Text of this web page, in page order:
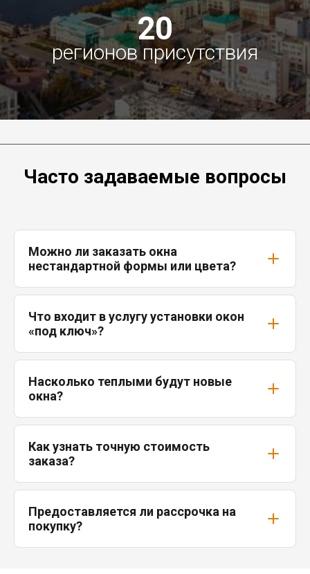
20
регионов присутствия
Часто задаваемые вопросы
Можно ли заказать окна
нестандартной формы или цвета?
Что входит в услугу установки окон
«под ключ»?
Насколько теплыми будут новые
окна?
Как узнать точную стоимость
заказа?
Предоставляется ли рассрочка на
покупку?